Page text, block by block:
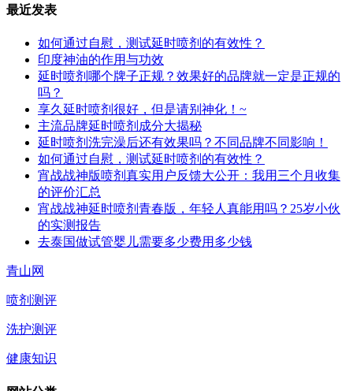
最近发表
如何通过自慰，测试延时喷剂的有效性？
印度神油的作用与功效
延时喷剂哪个牌子正规？效果好的品牌就一定是正规的
吗？
享久延时喷剂很好，但是请别神化！~
主流品牌延时喷剂成分大揭秘
延时喷剂洗完澡后还有效果吗？不同品牌不同影响！
如何通过自慰，测试延时喷剂的有效性？
宵战战神版喷剂真实用户反馈大公开：我用三个月收集
的评价汇总
宵战战神延时喷剂青春版，年轻人真能用吗？25岁小伙
的实测报告
去泰国做试管婴儿需要多少费用多少钱
青山网
喷剂测评
洗护测评
健康知识